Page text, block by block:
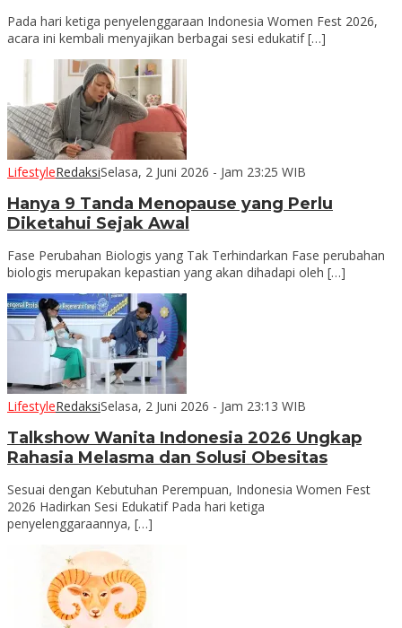
Pada hari ketiga penyelenggaraan Indonesia Women Fest 2026,
acara ini kembali menyajikan berbagai sesi edukatif […]
LifestyleRedaksiSelasa, 2 Juni 2026 - Jam 23:25 WIB
Hanya 9 Tanda Menopause yang Perlu
Diketahui Sejak Awal
Fase Perubahan Biologis yang Tak Terhindarkan Fase perubahan
biologis merupakan kepastian yang akan dihadapi oleh […]
LifestyleRedaksiSelasa, 2 Juni 2026 - Jam 23:13 WIB
Talkshow Wanita Indonesia 2026 Ungkap
Rahasia Melasma dan Solusi Obesitas
Sesuai dengan Kebutuhan Perempuan, Indonesia Women Fest
2026 Hadirkan Sesi Edukatif Pada hari ketiga
penyelenggaraannya, […]